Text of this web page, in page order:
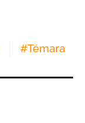
#Témara